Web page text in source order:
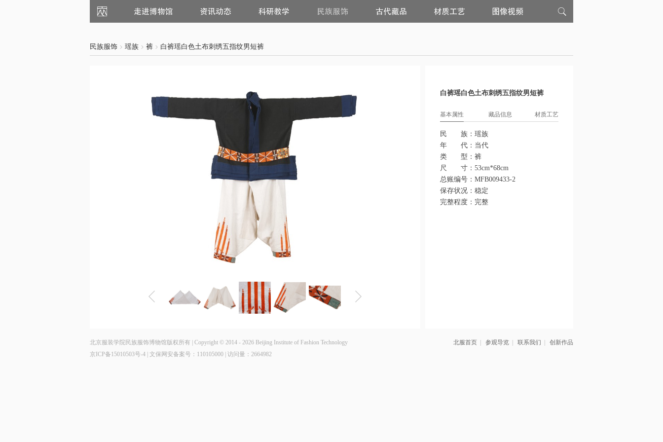
进
博
讯
动
研
教
族
服
代
藏
质
工
像
视
民族服饰 瑶族 裤 白裤瑶白色土布刺绣五指纹男短裤
白裤瑶白色土布刺绣五指纹男短裤
基本属性 藏品信息 材质工艺
民 族： 瑶族
年 代： 当代
类 型： 裤
尺 寸： 53cm*68cm
总账编号： MFB009433-2
保存状况： 稳定
完整程度： 完整
北京服装学院民族服饰博物馆版权所有 | Copyright © 2014 - 2026 Beijing Institute of Fashion Technology
京ICP备15010503号-4 | 文保网安备案号：110105000 | 访问量： 2664982
北服首页 参观导览 联系我们 创新作品